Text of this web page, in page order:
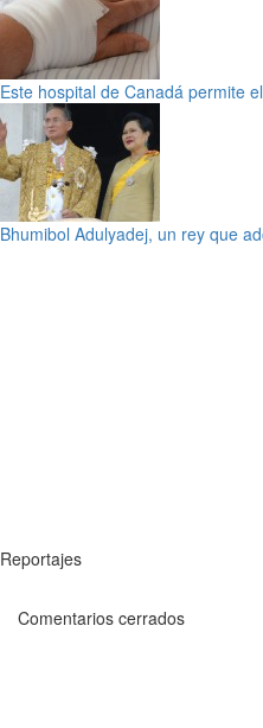
Este hospital de Canadá permite
Bhumibol Adulyadej, un rey que
Reportajes
Comentarios cerrados